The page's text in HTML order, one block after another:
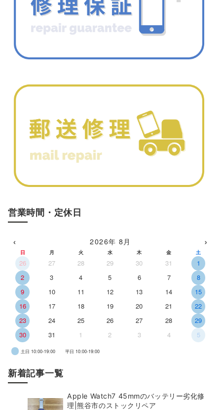
営業時間・定休日
‹ 2026年 8月 ›
日 月 火 水 木 金 土
26 27 28 29 30 31
1
2
3 4 5 6 7
8
9
10 11 12 13 14
15
16
17 18 19 20 21
22
23
24 25 26 27 28
29
30
31 1 2 3 4 5
土日 10:00-19:00 平日 10:00-19:00
新着記事一覧
Apple Watch7 45mmのバッテリー劣化修
理|熊谷市のストックリペア